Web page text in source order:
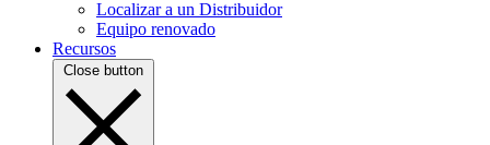
Localizar a un Distribuidor
Equipo renovado
Recursos
Close button